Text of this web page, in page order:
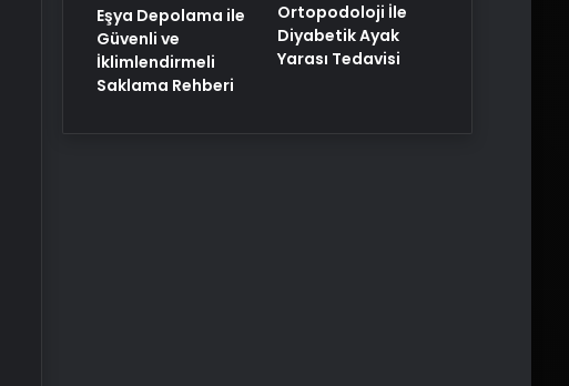
Eşya Depolama ile
Güvenli ve
İklimlendirmeli
Saklama Rehberi
Ortopodoloji İle
Diyabetik Ayak
Yarası Tedavisi